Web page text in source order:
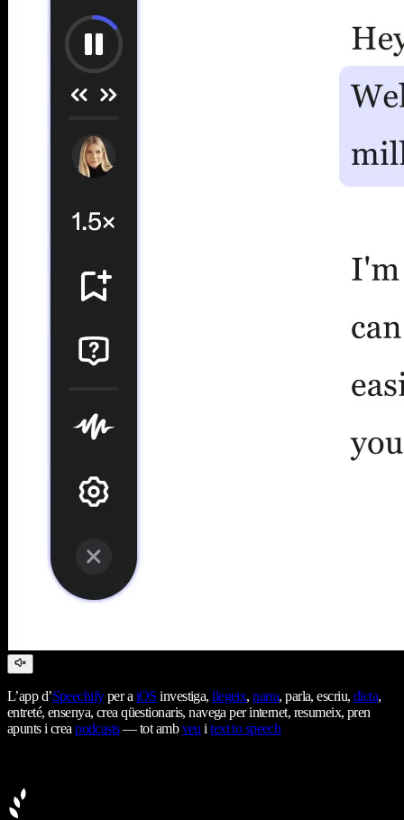
L’app d’Speechifyper aiOS investiga,llegeix,narra, parla, escriu, dicta,
entreté, ensenya, crea qüestionaris, navega per internet, resumeix, pren
apunts i creapodcasts— tot ambveuitext to speech